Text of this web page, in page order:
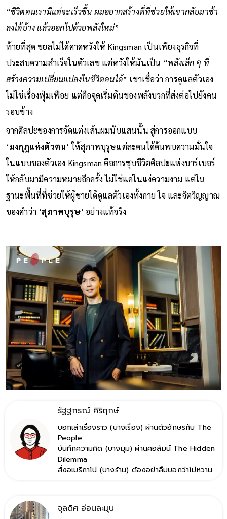
“ชีวิตคนเรามีแต่จะเร็วขึ้น ผมอยากสร้างที่ที่ช่วยให้เขากลับมาช้า
ลงได้บ้าง แล้วออกไปด้วยพลังใหม่”
ท้ายที่สุด ขยลไม่ได้คาดหวังให้ Kingsman เป็นเพียงธุรกิจที่
ประสบความสำเร็จในตัวเลข แต่หวังให้มันเป็น “พลังเล็ก ๆ ที่
สร้างความเปลี่ยนแปลงในชีวิตคนได้” เขาเชื่อว่า การดูแลตัวเอง
ไม่ใช่เรื่องฟุ่มเฟือย แต่คือจุดเริ่มต้นของพลังบวกที่ส่งต่อไปยังคน
รอบข้าง
จากศิลปะของการจัดแต่งเส้นผมนับแสนนั้น สู่การออกแบบ
‘มงกุฎแห่งตัวตน’ ให้สุภาพบุรุษแต่ละคนได้ค้นพบความมั่นใจ
ในแบบของตัวเอง Kingsman คือการชุบชีวิตศิลปะแห่งบาร์เบอร์
ให้กลับมามีความหมายอีกครั้ง ไม่ใช่แค่ในแง่ความงาม แต่ใน
ฐานะพื้นที่ที่ช่วยให้ผู้ชายได้ดูแลตัวเองทั้งกาย ใจ และจิตวิญญาณ
ของคำว่า ‘สุภาพบุรุษ’ อย่างแท้จริง
รัฐฐกรณ์ ศิริฤกษ์
บอกเล่าเรื่องราว (บางเรื่อง) ผ่านตัวอักษรกับ The
People
บันทึกความคิด (บางมุม) ผ่านคอลัมน์ The Hidden
Dilemma
สั่งอเมริกาโน่ (บางร้าน) ต้องอย่าลืมบอกว่าไม่หวาน
จุลดิศ อ่อนละมุน